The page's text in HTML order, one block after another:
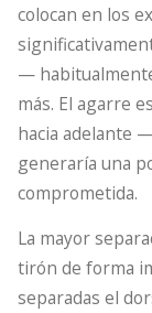
colocan en los
—
más. El agarre
hacia adelante
generaría una
comprometida.
La mayor
tirón de forma
separadas el